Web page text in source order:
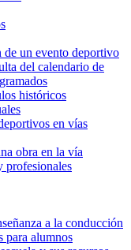
de un evento deportivo
del calendario de
históricos
en vías
obra en la vía
profesionales
a la conducción
para alumnos